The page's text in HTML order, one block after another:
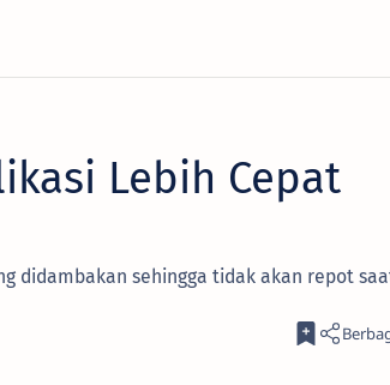
Lebih Cepat
didambakan sehingga tidak akan repot